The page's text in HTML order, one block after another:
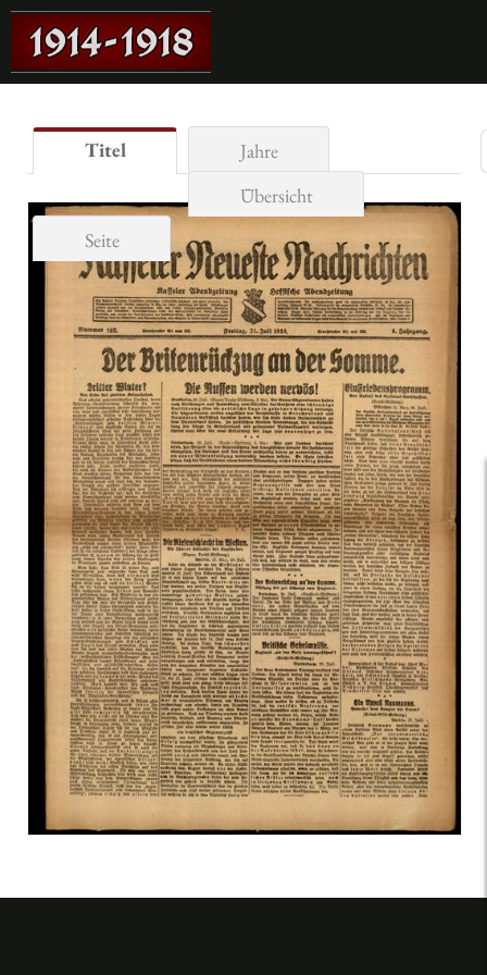
Titel
Jahre
Übersicht
Seite